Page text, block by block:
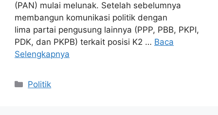
(PAN) mulai melunak. Setelah sebelumnya
membangun komunikasi politik dengan
lima partai pengusung lainnya (PPP, PBB, PKPI,
PDK, dan PKPB) terkait posisi K2 … Baca
Selengkapnya
Kategori
Politik